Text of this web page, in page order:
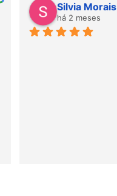
Silvia Morais
há 2 meses